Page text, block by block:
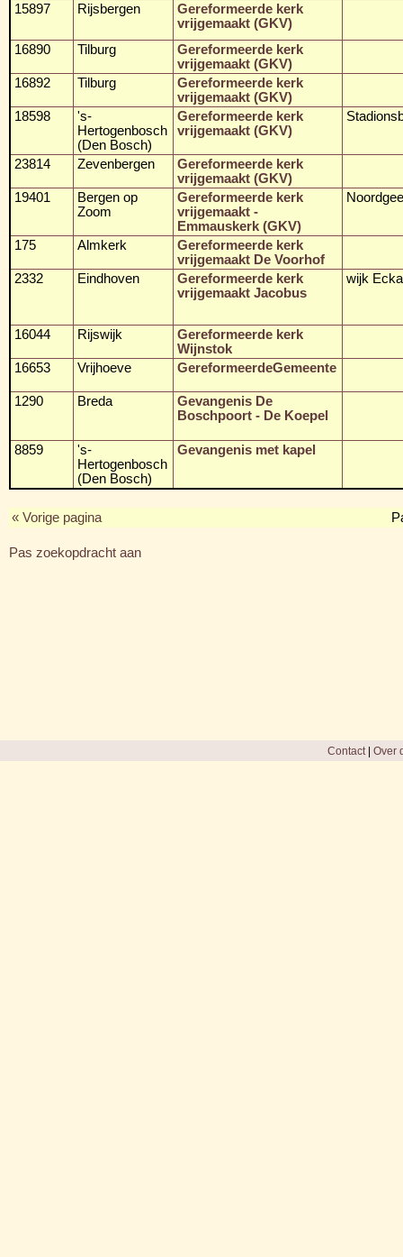
15897 Rijsbergen
Gereformeerde kerk
vrijgemaakt (GKV)
16890
Tilburg
Gereformeerde kerk
vrijgemaakt (GKV)
16892
Tilburg
Gereformeerde kerk
vrijgemaakt (GKV)
18598
's-
Hertogenbosch
(Den Bosch)
Gereformeerde kerk
vrijgemaakt (GKV)
23814 Zevenbergen
Gereformeerde kerk
vrijgemaakt (GKV)
19401
Bergen op
Zoom
Gereformeerde kerk
vrijgemaakt -
Emmauskerk (GKV)
175 Almkerk
Gereformeerde kerk
vrijgemaakt De Voorhof
2332
Eindhoven
Gereformeerde kerk
vrijgemaakt Jacobus
wijk
16044 Rijswijk
Gereformeerde kerk
Wijnstok
16653
Vrijhoeve GereformeerdeGemeente
1290 Breda
Gevangenis De
Boschpoort - De Koepel
8859
's-
Hertogenbosch
(Den Bosch)
Gevangenis met kapel
« Vorige pagina
Pas zoekopdracht aan
Contact| Over